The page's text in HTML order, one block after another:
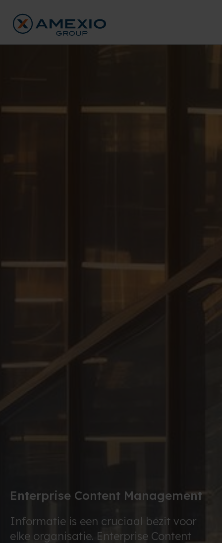
Enterprise Content Management
Informatie is een cruciaal bezit voor
elke organisatie. Enterprise Content